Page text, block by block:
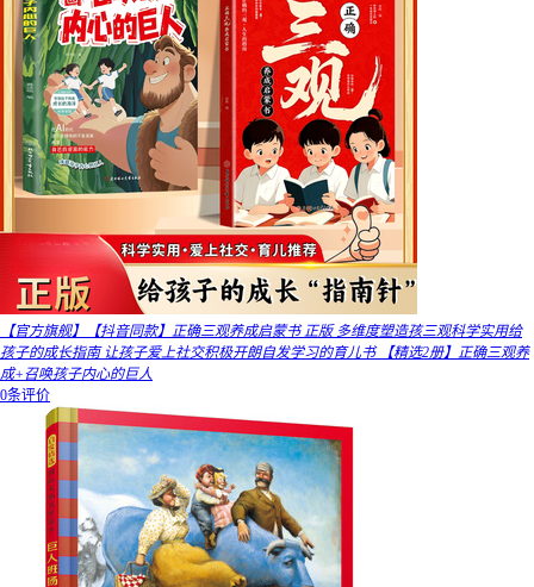
【官方旗舰】【抖音同款】正确三观养成启蒙书 正版 多维度塑造孩三观科学实用给
孩子的成长指南 让孩子爱上社交积极开朗自发学习的育儿书 【精选2册】正确三观养
成+召唤孩子内心的巨人
0条评价